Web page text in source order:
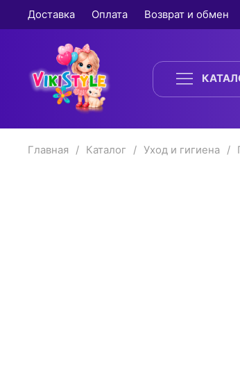
Доставка Оплата Возврат и обмен
Главная Каталог Уход и гигиена